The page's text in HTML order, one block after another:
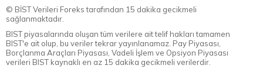
© BİST Verileri Foreks tarafından 15 dakika gecikmeli
sağlanmaktadır.
BIST piyasalarında oluşan tüm verilere ait telif hakları tamamen
BIST'e ait olup, bu veriler tekrar yayınlanamaz. Pay Piyasası,
Borçlanma Araçları Piyasası, Vadeli İşlem ve Opsiyon Piyasası
verileri BIST kaynaklı en az 15 dakika gecikmeli verilerdir.